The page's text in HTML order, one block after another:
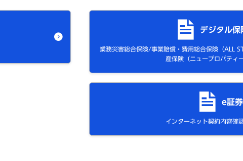
デジタル保
業務災害総合保険/事業賠償・費用総合保険（ALL
産保険（ニュープロパティ
e証券
インターネット契約内容確